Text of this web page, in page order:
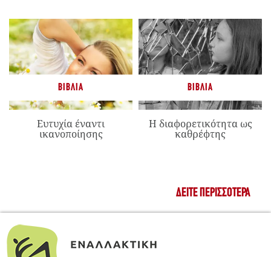
ΒΙΒΛΊΑ
Ευτυχία έναντι
ικανοποίησης
ΒΙΒΛΊΑ
Η διαφορετικότητα ως
καθρέφτης
ΔΕΊΤΕ ΠΕΡΙΣΣΌΤΕΡΑ